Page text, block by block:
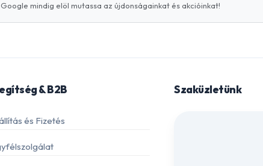
mindig elöl mutassa az újdonságainkat és akcióinkat!
& B2B
és Fizetés
Szaküzletünk